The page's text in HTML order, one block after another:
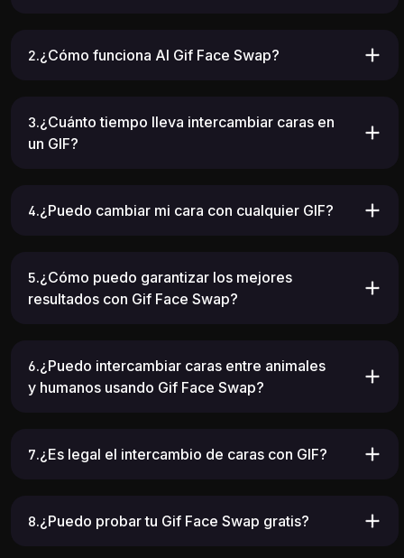
2.¿Cómo funciona AI Gif Face Swap?
3.¿Cuánto tiempo lleva intercambiar caras en
un GIF?
4.¿Puedo cambiar mi cara con cualquier GIF?
5.¿Cómo puedo garantizar los mejores
resultados con Gif Face Swap?
6.¿Puedo intercambiar caras entre animales
y humanos usando Gif Face Swap?
7.¿Es legal el intercambio de caras con GIF?
8.¿Puedo probar tu Gif Face Swap gratis?